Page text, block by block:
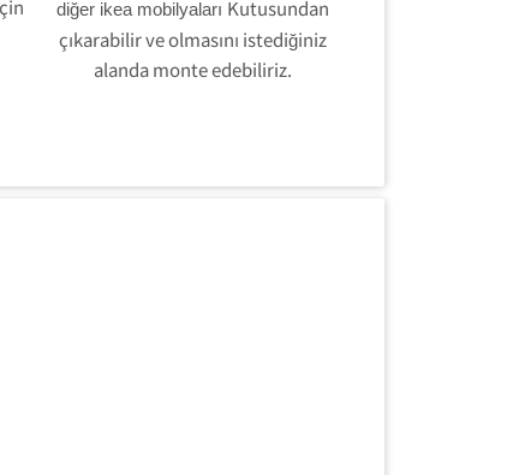
diğer ikea mobilyaları Kutusundan
çıkarabilir ve olmasını istediğiniz
alanda monte edebiliriz.